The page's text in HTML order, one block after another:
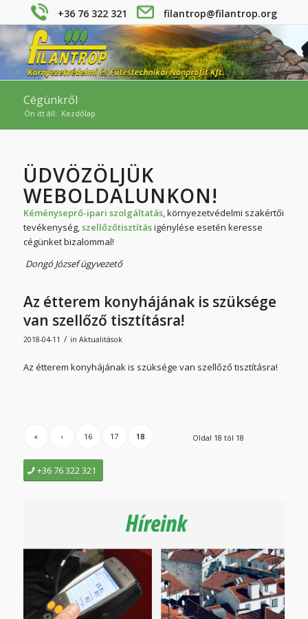
+36 76 322 321 filantrop@filantrop.org
Cégünkről
Ön itt áll: Kezdőlap
ÜDVÖZÖLJÜK
WEBOLDALUNKON!
Kéményseprő-ipari szolgáltatás, környezetvédelmi szakértői
tevékenység,szellőzőtisztításigénylése esetén keresse
cégünket bizalommal!
Dongó József ügyvezető
Az étterem konyhájának is szüksége
van szellőző tisztításra!
2018-04-11 / in Aktualitások
Az étterem konyhájának is szüksége van szellőző tisztításra!
Oldal 18 tól 18
« ‹ 16 17 18
+36 76 322 321